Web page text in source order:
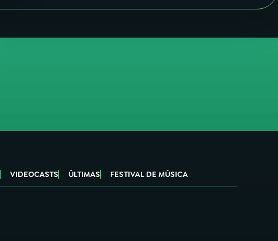
VIDEOCASTS ÚLTIMAS FESTIVAL DE MÚSICA